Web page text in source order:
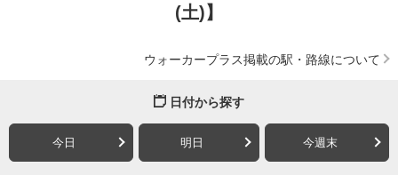
(土)】
ウォーカープラス掲載の駅・路線について
日付から探す
今日 明日 今週末